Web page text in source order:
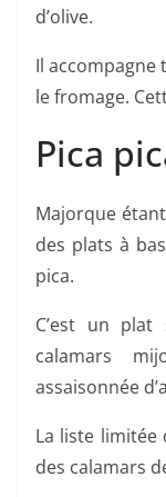
d’olive.
Il accompagne
le fromage.
Pica
Majorque
des plats à
pica.
C’est un plat
calamars
assaisonnée
La liste limitée
des calamars